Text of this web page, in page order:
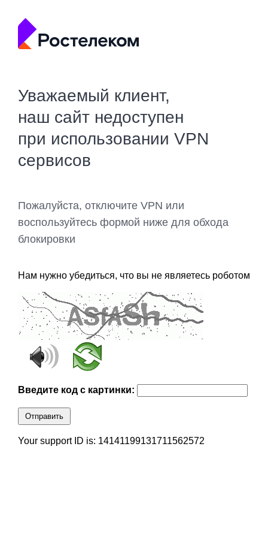
Уважаемый клиент,
наш сайт недоступен
при использовании VPN
сервисов
Пожалуйста, отключите VPN или
воспользуйтесь формой ниже для обхода
блокировки
Нам нужно убедиться, что вы не являетесь роботом
Введите код с картинки:
Отправить
Your support ID is: 14141199131711562572